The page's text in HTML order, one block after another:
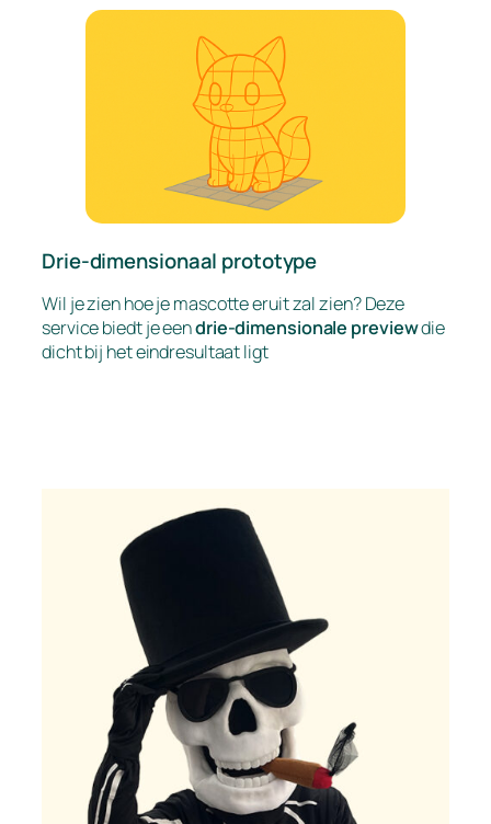
Drie-dimensionaal prototype
Wil je zien hoe je mascotte eruit zal zien? Deze
service biedt je eendrie-dimensionale previewdie
dicht bij het eindresultaat ligt